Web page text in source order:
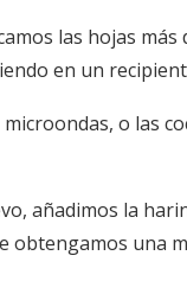
las hojas
en un
o las
añadimos la
obtengamos una